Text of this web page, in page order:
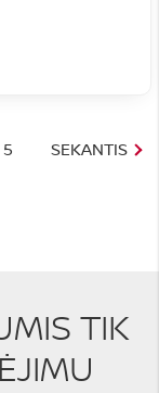
SEKANTIS
5
TIK